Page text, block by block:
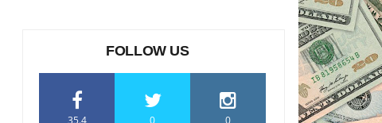
FOLLOW US
35.4 0 0